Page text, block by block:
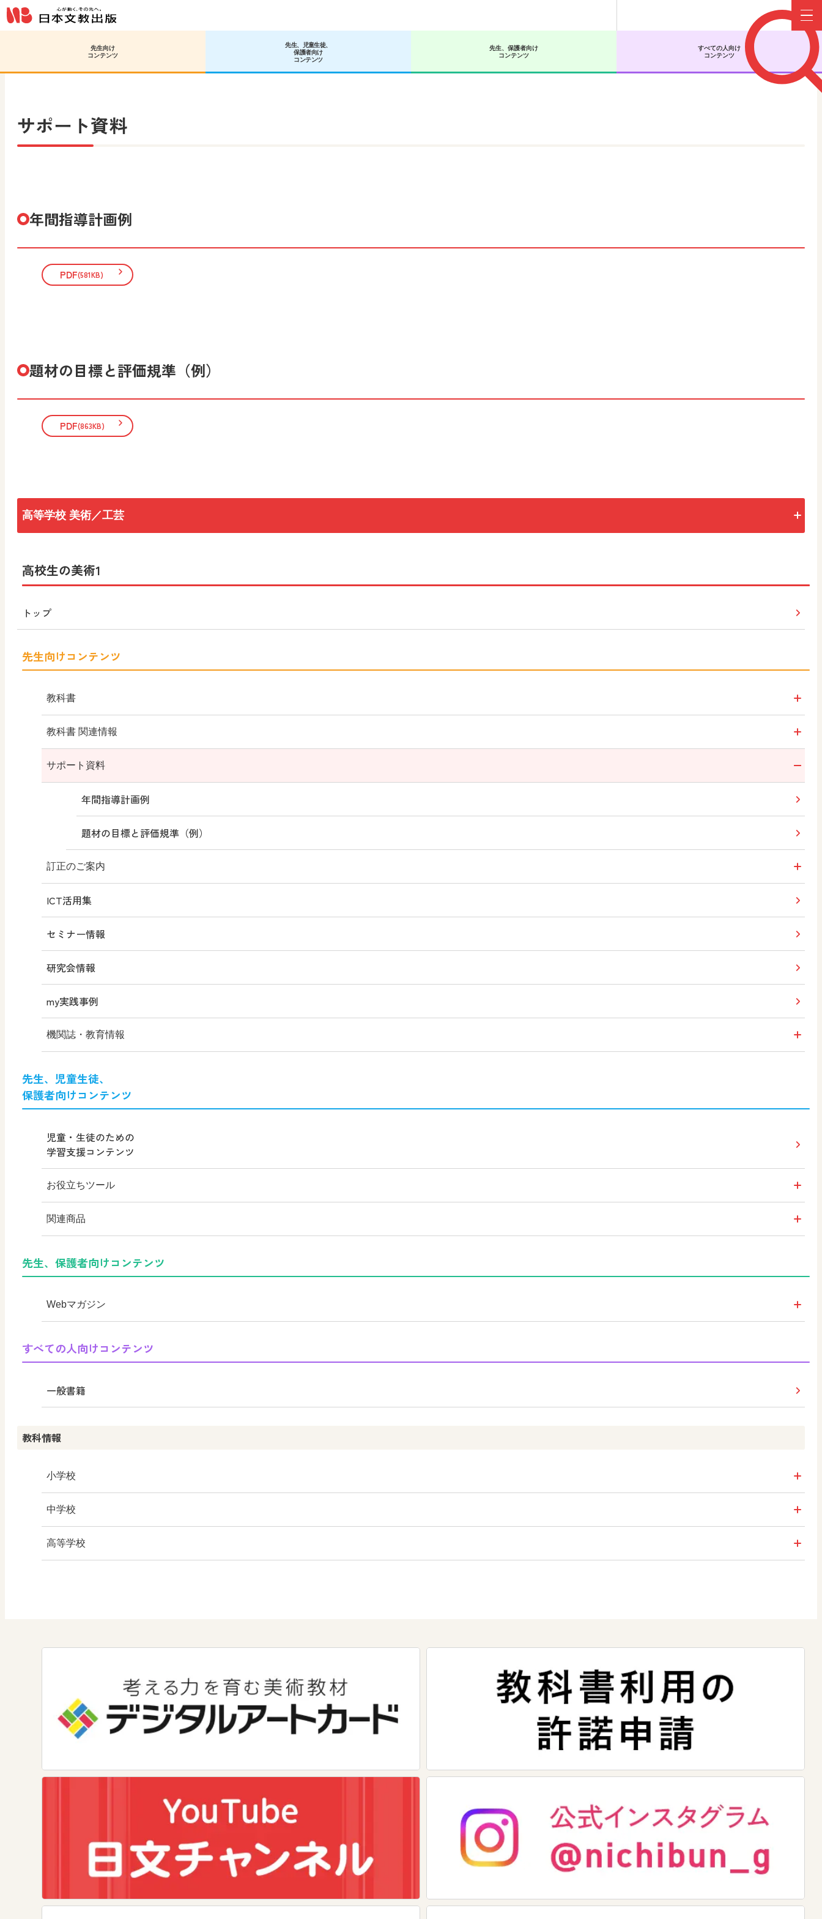
先生向け
コンテンツ
先生、児童生徒、
保護者向け
コンテンツ
先生、保護者向け
コンテンツ
すべての人向け
コンテンツ
高等学校 美術／工芸 サポート資料
サポート資料
年間指導計画例
PDF(581KB)
題材の目標と評価規準（例）
PDF(863KB)
高等学校 美術／工芸
高校生の美術1
高校美術
（平成29年度版）
（令和5年度版）
高校生の美術2
（平成30年度版）
高校生の美術3
（令和6年度版）
高校生の美術3
（平成31年度版）
工芸Ⅰ
工芸Ⅱ
高校生の美術1
トップ
先生向けコンテンツ
教科書
教科書のご案内
教科書のポイント
動画
目次
内容解説資料
内容解説資料（別冊）
教科書検討の観点からみた特色
教科書 関連情報
教授資料
教科書QRコンテンツ
学習指導要領 新旧対照表
サポート資料
年間指導計画例
題材の目標と評価規準（例）
訂正のご案内
教科書
ICT活用集
セミナー情報
研究会情報
my実践事例
機関誌・教育情報
MOVE
その他の教育資料
高校教科書×美術館
教育情報
つなぐ つながる ICT
まなびとプラス
先生、児童生徒、
保護者向けコンテンツ
児童・生徒のための
学習支援コンテンツ
お役立ちツール
はいると
美術館リンク集
関連商品
先生、保護者向けコンテンツ
Webマガジン
学び！とESD
すべての人向けコンテンツ
一般書籍
教科情報
小学校
算数
中学校
社会 地理
数学
道徳
高等学校